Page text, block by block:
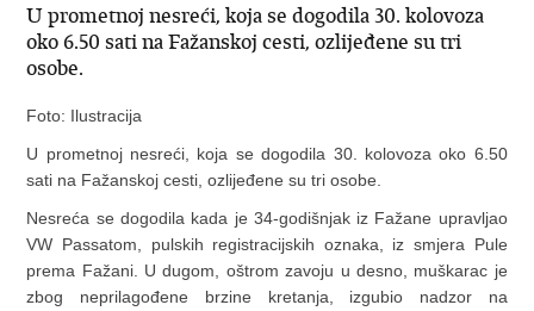
U prometnoj nesreći, koja se dogodila 30. kolovoza
oko 6.50 sati na Fažanskoj cesti, ozlijeđene su tri
osobe.
Foto: Ilustracija
U prometnoj nesreći, koja se dogodila 30. kolovoza oko 6.50
sati na Fažanskoj cesti, ozlijeđene su tri osobe.
Nesreća se dogodila kada je 34-godišnjak iz Fažane upravljao
VW Passatom, pulskih registracijskih oznaka, iz smjera Pule
prema Fažani. U dugom, oštrom zavoju u desno, muškarac je
zbog neprilagođene brzine kretanja, izgubio nadzor na